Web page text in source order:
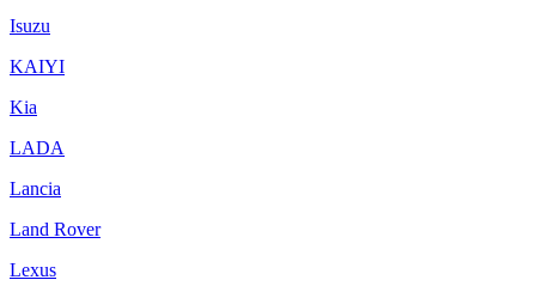
Isuzu
KAIYI
Kia
LADA
Lancia
Land Rover
Lexus